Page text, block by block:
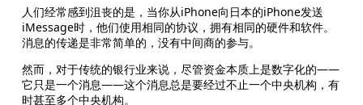
人们经常感到沮丧的是，当你从iPhone向日本的iPhone发送
iMessage时，他们使用相同的协议，拥有相同的硬件和软件。
消息的传递是非常简单的，没有中间商的参与。
然而，对于传统的银行业来说，尽管资金本质上是数字化的——
它只是一个消息——这个消息总是要经过不止一个中央机构，有
时甚至多个中央机构。